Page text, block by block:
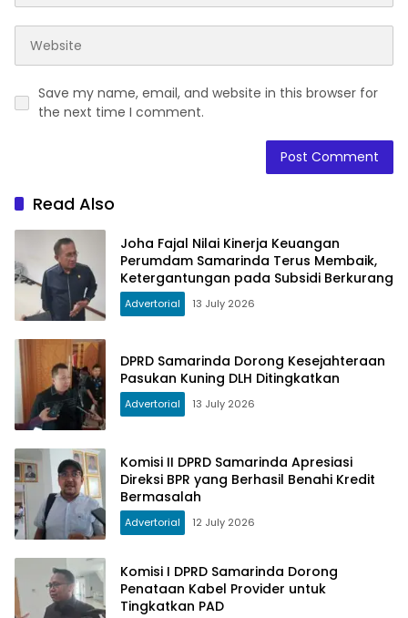
Save my name, email, and website in this browser for
the next time I comment.
Read Also
Joha Fajal Nilai Kinerja Keuangan
Perumdam Samarinda Terus Membaik,
Ketergantungan pada Subsidi Berkurang
Advertorial 13 July 2026
DPRD Samarinda Dorong Kesejahteraan
Pasukan Kuning DLH Ditingkatkan
Advertorial 13 July 2026
Komisi II DPRD Samarinda Apresiasi
Direksi BPR yang Berhasil Benahi Kredit
Bermasalah
Advertorial 12 July 2026
Komisi I DPRD Samarinda Dorong
Penataan Kabel Provider untuk
Tingkatkan PAD